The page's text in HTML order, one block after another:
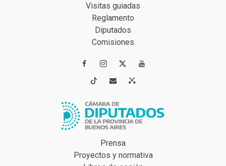
Visitas guiadas
Reglamento
Diputados
Comisiones
 
 
Prensa
Proyectos y normativa